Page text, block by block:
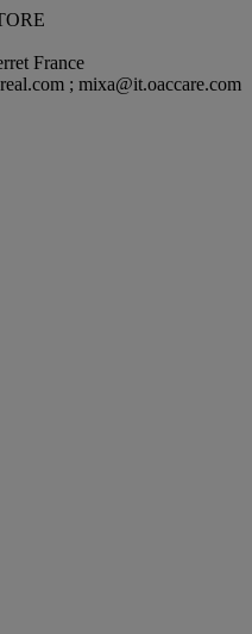
France
; mixa@it.oaccare.com